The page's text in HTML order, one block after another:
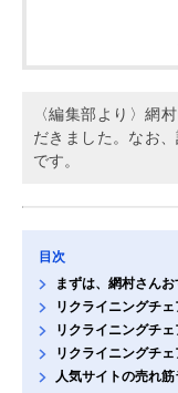
〈編集部より〉網
だきました。なお
です。
目次
まずは、網村さん
リクライニングチ
リクライニングチ
リクライニングチ
人気サイトの売れ